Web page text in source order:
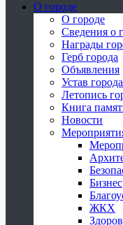
О городе
О городе
Сведения о
Награды
Герб города
Объявления
Устав города
Летопись
Книга
Новости
Бизнес
ЖКХ